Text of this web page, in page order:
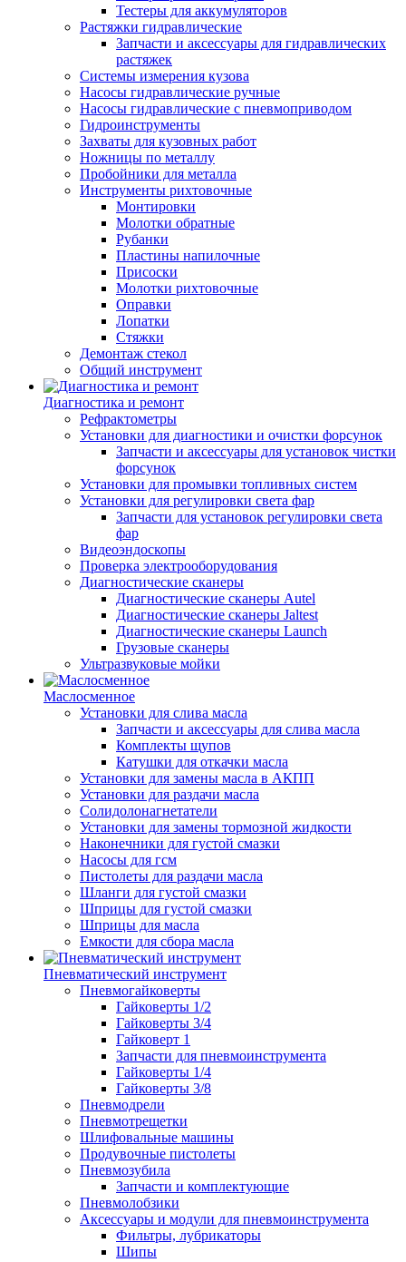
Тестеры для аккумуляторов
Растяжки гидравлические
Запчасти и аксессуары для гидравлических
растяжек
Системы измерения кузова
Насосы гидравлические ручные
Насосы гидравлические с пневмоприводом
Гидроинструменты
Захваты для кузовных работ
Ножницы по металлу
Пробойники для металла
Инструменты рихтовочные
Монтировки
Молотки обратные
Рубанки
Пластины напилочные
Присоски
Молотки рихтовочные
Оправки
Лопатки
Стяжки
Демонтаж стекол
Общий инструмент
Диагностика и ремонт
Рефрактометры
Установки для диагностики и очистки форсунок
Запчасти и аксессуары для установок чистки
форсунок
Установки для промывки топливных систем
Установки для регулировки света фар
Запчасти для установок регулировки света
фар
Видеоэндоскопы
Проверка электрооборудования
Диагностические сканеры
Диагностические сканеры Autel
Диагностические сканеры Jaltest
Диагностические сканеры Launch
Грузовые сканеры
Ультразвуковые мойки
Маслосменное
Установки для слива масла
Запчасти и аксессуары для слива масла
Комплекты щупов
Катушки для откачки масла
Установки для замены масла в АКПП
Установки для раздачи масла
Солидолонагнетатели
Установки для замены тормозной жидкости
Наконечники для густой смазки
Насосы для гсм
Пистолеты для раздачи масла
Шланги для густой смазки
Шприцы для густой смазки
Шприцы для масла
Емкости для сбора масла
Пневматический инструмент
Пневмогайковерты
Гайковерты 1/2
Гайковерты 3/4
Гайковерт 1
Запчасти для пневмоинструмента
Гайковерты 1/4
Гайковерты 3/8
Пневмодрели
Пневмотрещетки
Шлифовальные машины
Продувочные пистолеты
Пневмозубила
Запчасти и комплектующие
Пневмолобзики
Аксессуары и модули для пневмоинструмента
Фильтры, лубрикаторы
Шипы